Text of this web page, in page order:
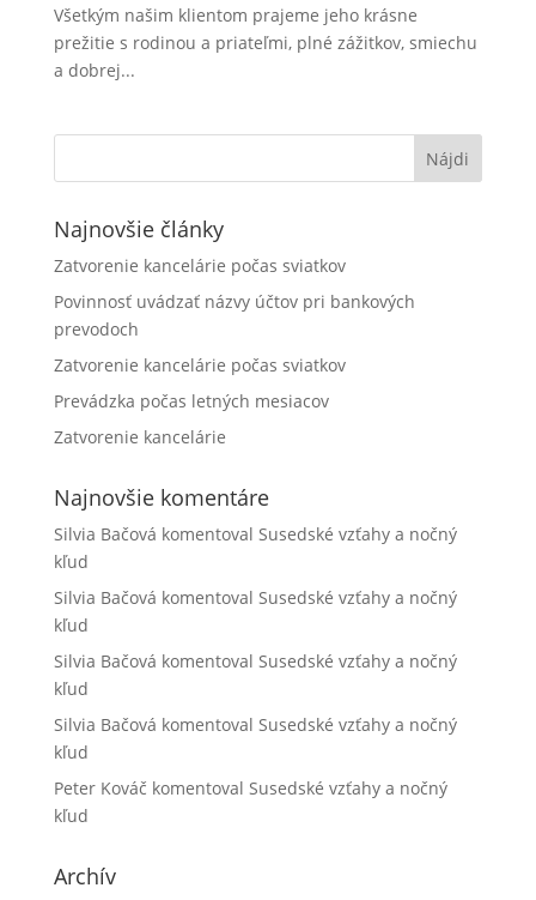
Všetkým našim klientom prajeme jeho krásne
prežitie s rodinou a priateľmi, plné zážitkov, smiechu
a dobrej...
Najnovšie články
Zatvorenie kancelárie počas sviatkov
Povinnosť uvádzať názvy účtov pri bankových
prevodoch
Zatvorenie kancelárie počas sviatkov
Prevádzka počas letných mesiacov
Zatvorenie kancelárie
Najnovšie komentáre
Silvia Bačová komentoval Susedské vzťahy a nočný
kľud
Silvia Bačová komentoval Susedské vzťahy a nočný
kľud
Silvia Bačová komentoval Susedské vzťahy a nočný
kľud
Silvia Bačová komentoval Susedské vzťahy a nočný
kľud
Peter Kováč komentoval Susedské vzťahy a nočný
kľud
Archív